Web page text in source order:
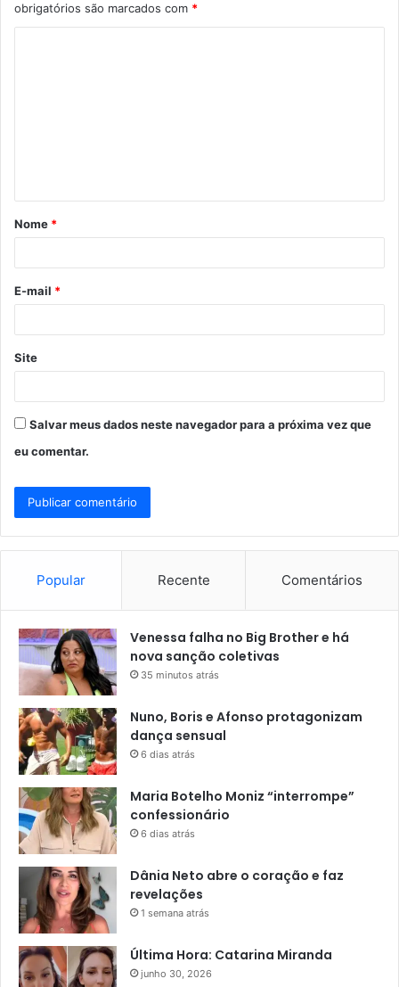
obrigatórios são marcados com *
á
r
*
Nome *
E-mail *
Site
Salvar meus dados neste navegador para a próxima vez que
eu comentar.
Popular Recente Comentários
Venessa falha no Big Brother e há
nova sanção coletivas
35 minutos atrás
Nuno, Boris e Afonso protagonizam
dança sensual
6 dias atrás
Maria Botelho Moniz “interrompe”
confessionário
6 dias atrás
Dânia Neto abre o coração e faz
revelações
1 semana atrás
Última Hora: Catarina Miranda
junho 30, 2026